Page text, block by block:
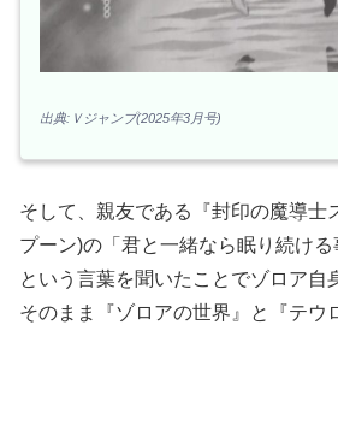
出典:Ｖジャンプ(2025年3月号)
そして、親友である『封印の魔導士
プーン)の「君と一緒なら眠り続ける
という言葉を聞いたことでゾロア自
そのまま『ゾロアの世界』と『テウ